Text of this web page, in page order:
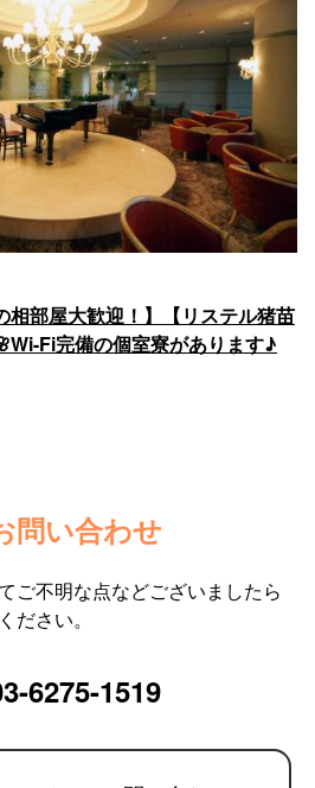
相部屋大歓迎！】【リステル猪苗
Fi完備の個室寮があります♪
問い合わせ
ご不明な点などございましたら
ださい。
6275-1519